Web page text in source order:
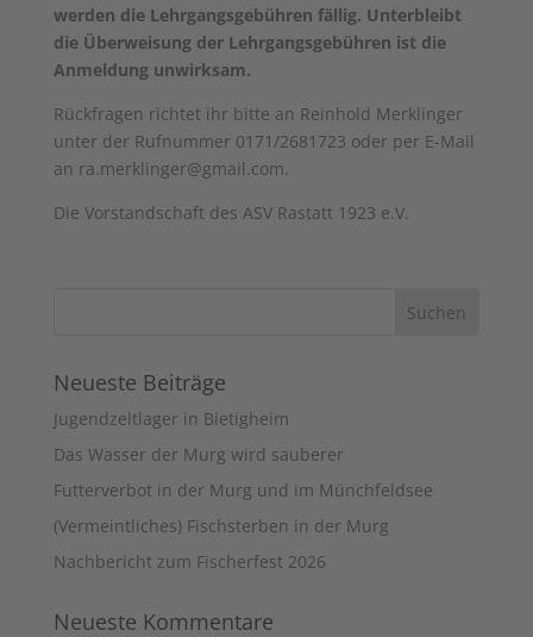
werden die Lehrgangsgebühren fällig. Unterbleibt
die Überweisung der Lehrgangsgebühren ist die
Anmeldung unwirksam.
Rückfragen richtet ihr bitte an Reinhold Merklinger
unter der Rufnummer 0171/2681723 oder per E-Mail
an ra.merklinger@gmail.com.
Die Vorstandschaft des ASV Rastatt 1923 e.V.
Neueste Beiträge
Jugendzeltlager in Bietigheim
Das Wasser der Murg wird sauberer
Futterverbot in der Murg und im Münchfeldsee
(Vermeintliches) Fischsterben in der Murg
Nachbericht zum Fischerfest 2026
Neueste Kommentare